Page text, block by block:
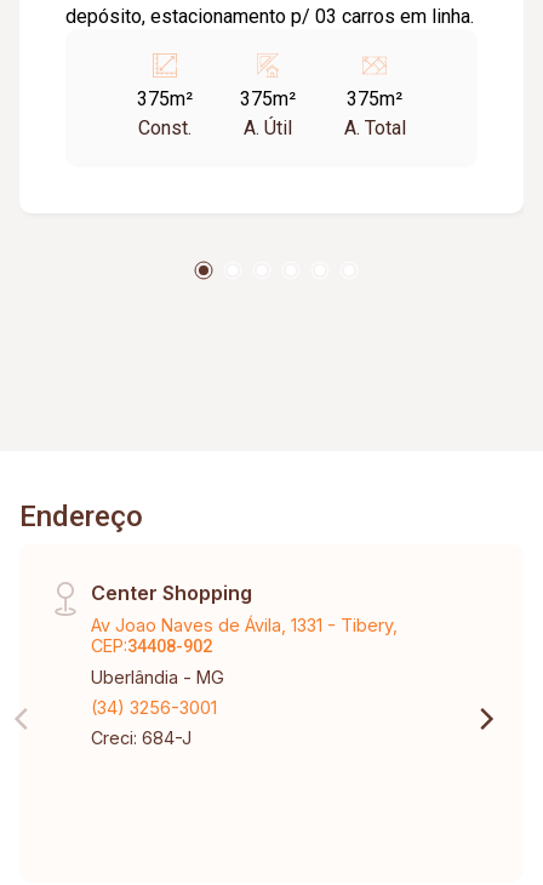
depósito, estacionamento p/ 03 carros em linha.
375m²
Const.
375m²
A. Útil
375m²
A. Total
Endereço
Center Shopping
Av Joao Naves de Ávila, 1331 - Tibery,
CEP:34408-902
Uberlândia - MG
(34) 3256-3001
Creci: 684-J